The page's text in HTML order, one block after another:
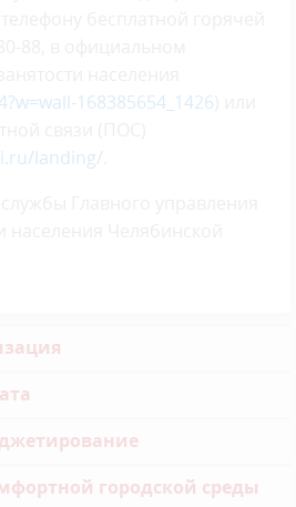
168385654_1426
landing/
городской среды